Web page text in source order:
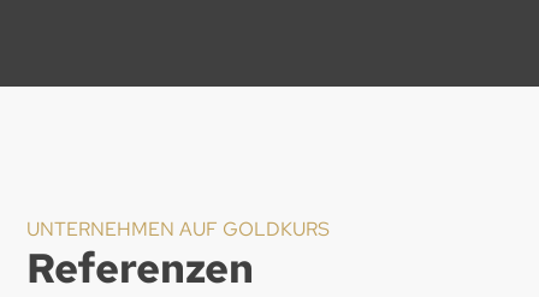
UNTERNEHMEN AUF GOLDKURS
Referenzen